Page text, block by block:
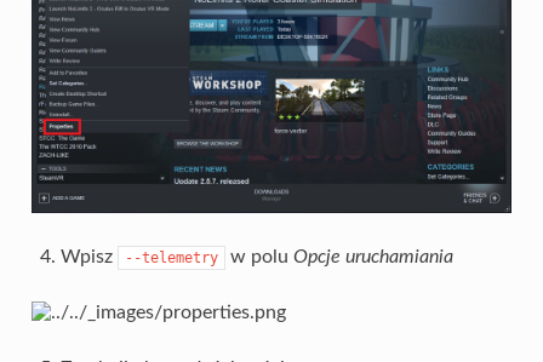
Wpisz --telemetry w polu Opcje uruchamiania